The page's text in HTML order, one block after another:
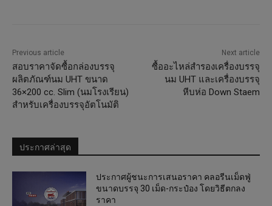
Previous article
สอบราคาจัดซื้อกล่องบรรจุ
ผลิตภัณฑ์นม UHT ขนาด
36×200 cc. Slim (นมโรงเรียน)
สำหรับเครื่องบรรจุอัตโนมัติ
Next article
ซื้ออะไหล่สำรองเครื่องบรรจุ
นม UHT และเครื่องบรรจุ
หีบห่อ Down Staem
ประกาศล่าสุด
ประกาศผู้ชนะการเสนอราคา คลอรีนเม็ดฟู่
ขนาดบรรจุ 30 เม็ด-กระป๋อง โดยวิธีตกลง
ราคา